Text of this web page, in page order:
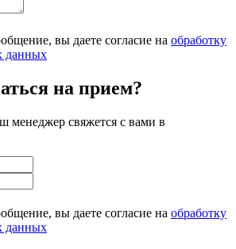
вы даете согласие на обработку
данных
на прием?
менеджер свяжется с вами в
вы даете согласие на обработку
данных